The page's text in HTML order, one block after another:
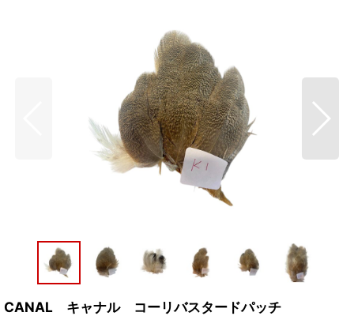
CANAL キャナル コーリバスタードパッチ